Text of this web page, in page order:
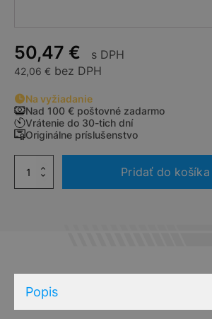
Na vyžiadanie
Nad 100 € poštovné zadarmo
Vrátenie do 30-tich dní
Originálne príslušenstvo
50,47 € s DPH
42,06 € bez DPH
množstvo
BEZPEČNOSTNÁ
Pridať do košíka
Popis